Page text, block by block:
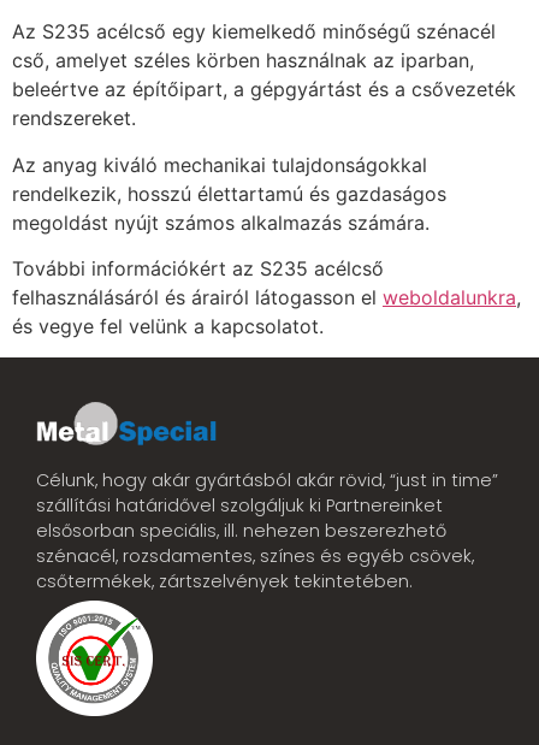
Az S235 acélcső egy kiemelkedő minőségű szénacél
cső, amelyet széles körben használnak az iparban,
beleértve az építőipart, a gépgyártást és a csővezeték
rendszereket.
Az anyag kiváló mechanikai tulajdonságokkal
rendelkezik, hosszú élettartamú és gazdaságos
megoldást nyújt számos alkalmazás számára.
További információkért az S235 acélcső
felhasználásáról és árairól látogasson el weboldalunkra,
és vegye fel velünk a kapcsolatot.
Célunk, hogy akár gyártásból akár rövid, “just in time”
szállítási határidővel szolgáljuk ki Partnereinket
elsősorban speciális, ill. nehezen beszerezhető
szénacél, rozsdamentes, színes és egyéb csövek,
csőtermékek, zártszelvények tekintetében.